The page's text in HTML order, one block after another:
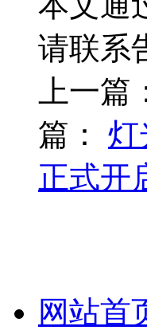
请联系
上一篇
篇： 灯
正式开
网站首